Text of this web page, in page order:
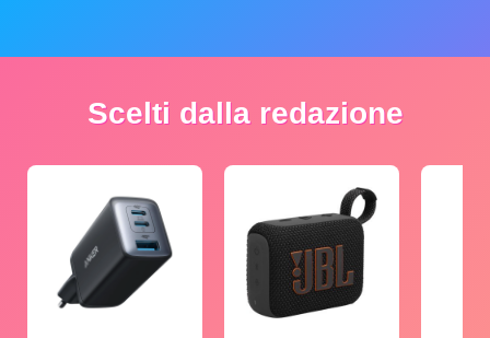
Scelti dalla redazione